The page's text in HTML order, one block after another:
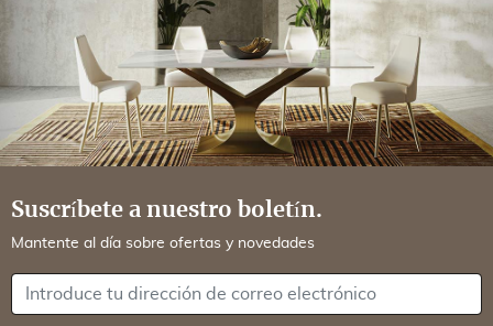
Suscríbete a nuestro boletín.
Mantente al día sobre ofertas y novedades
Su dirección de correo electrónico